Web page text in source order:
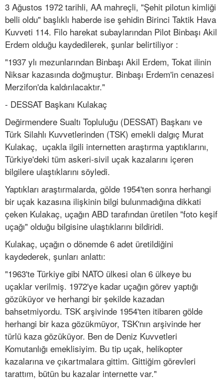
3 Ağustos 1972 tarihli, AA mahreçli, "Şehit pilotun kimliği
belli oldu" başlıklı haberde ise şehidin Birinci Taktik Hava
Kuvveti 114. Filo harekat subaylarından Pilot Binbaşı Akil
Erdem olduğu kaydedilerek, şunlar belirtiliyor :
"1937 ylı mezunlarından Binbaşı Akil Erdem, Tokat ilinin
Niksar kazasında doğmuştur. Binbaşı Erdem'in cenazesi
Merzifon'da kaldırılacaktır."
- DESSAT Başkanı Kulakaç
Değirmendere Sualtı Topluluğu (DESSAT) Başkanı ve
Türk Silahlı Kuvvetlerinden (TSK) emekli dalgıç Murat
Kulakaç, uçakla ilgili internetten araştırma yaptıklarını,
Türkiye'deki tüm askeri-sivil uçak kazalarını içeren
bilgilere ulaştıklarını söyledi.
Yaptıkları araştırmalarda, gölde 1954'ten sonra herhangi
bir uçak kazasına ilişkinin bilgi bulunmadığına dikkati
çeken Kulakaç, uçağın ABD tarafından üretilen "foto keşif
uçağı" olduğu bilgisine ulaştıklarını bildiridi.
Kulakaç, uçağın o dönemde 6 adet üretildiğini
kaydederek, şunları anlattı:
"1963'te Türkiye gibi NATO ülkesi olan 6 ülkeye bu
uçaklar verilmiş. 1972'ye kadar uçağın görev yaptığı
gözüküyor ve herhangi bir şekilde kazadan
bahsetmiyordu. TSK arşivinde 1954'ten itibaren gölde
herhangi bir kaza gözükmüyor, TSK'nın arşivinde her
türlü kaza gözüküyor. Ben de Deniz Kuvvetleri
Komutanlığı emeklisiyim. Bu tip uçak, helikopter
kazalarına ve çıkartmalara gittim. Gittiğim görevleri
tarattım, bütün bu kazalar internette var."